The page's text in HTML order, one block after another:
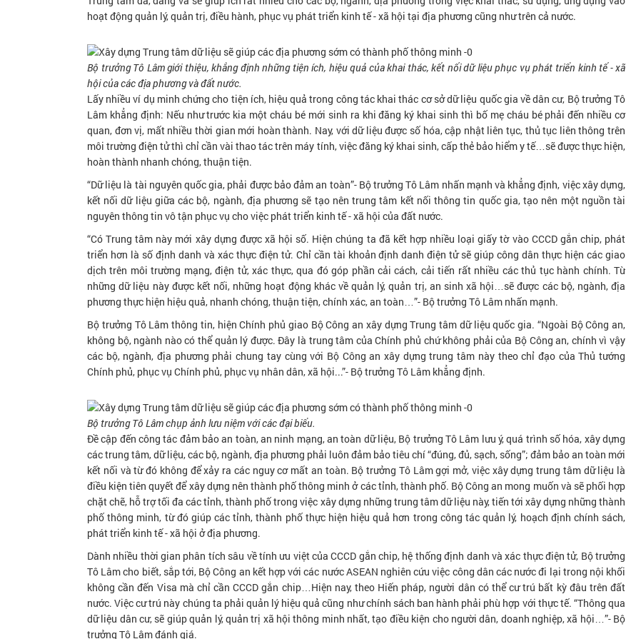
hoạt động quản lý, quản trị, điều hành, phục vụ phát triển kinh tế - xã hội tại địa phương cũng như trên cả nước.
Bộ trưởng Tô Lâm giới thiệu, khẳng định những tiện ích, hiệu quả của khai thác, kết nối dữ liệu phục vụ phát triển kinh tế - xã
hội của các địa phương và đất nước.
Lấy nhiều ví dụ minh chứng cho tiện ích, hiệu quả trong công tác khai thác cơ sở dữ liệu quốc gia về dân cư, Bộ trưởng Tô
Lâm khẳng định: Nếu như trước kia một cháu bé mới sinh ra khi đăng ký khai sinh thì bố mẹ cháu bé phải đến nhiều cơ
quan, đơn vị, mất nhiều thời gian mới hoàn thành. Nay, với dữ liệu được số hóa, cập nhật liên tục, thủ tục liên thông trên
môi trường điện tử thì chỉ cần vài thao tác trên máy tính, việc đăng ký khai sinh, cấp thẻ bảo hiểm y tế…sẽ được thực hiện,
hoàn thành nhanh chóng, thuận tiện.
“Dữ liệu là tài nguyên quốc gia, phải được bảo đảm an toàn”- Bộ trưởng Tô Lâm nhấn mạnh và khẳng định, việc xây dựng,
kết nối dữ liệu giữa các bộ, ngành, địa phương sẽ tạo nên trung tâm kết nối thông tin quốc gia, tạo nên một nguồn tài
nguyên thông tin vô tận phục vụ cho việc phát triển kinh tế - xã hội của đất nước.
“Có Trung tâm này mới xây dựng được xã hội số. Hiện chúng ta đã kết hợp nhiều loại giấy tờ vào CCCD gắn chip, phát
triển hơn là số định danh và xác thực điện tử. Chỉ cần tài khoản định danh điện tử sẽ giúp công dân thực hiện các giao
dịch trên môi trường mạng, điện tử, xác thực, qua đó góp phần cải cách, cải tiến rất nhiều các thủ tục hành chính. Từ
những dữ liệu này được kết nối, những hoạt động khác về quản lý, quản trị, an sinh xã hội…sẽ được các bộ, ngành, địa
phương thực hiện hiệu quả, nhanh chóng, thuận tiện, chính xác, an toàn…”- Bộ trưởng Tô Lâm nhấn mạnh.
Bộ trưởng Tô Lâm thông tin, hiện Chính phủ giao Bộ Công an xây dựng Trung tâm dữ liệu quốc gia. “Ngoài Bộ Công an,
không bộ, ngành nào có thể quản lý được. Đây là trung tâm của Chính phủ chứ không phải của Bộ Công an, chính vì vậy
các bộ, ngành, địa phương phải chung tay cùng với Bộ Công an xây dựng trung tâm này theo chỉ đạo của Thủ tướng
Chính phủ, phục vụ Chính phủ, phục vụ nhân dân, xã hội...”- Bộ trưởng Tô Lâm khẳng định.
Bộ trưởng Tô Lâm chụp ảnh lưu niệm với các đại biểu.
Đề cập đến công tác đảm bảo an toàn, an ninh mạng, an toàn dữ liệu, Bộ trưởng Tô Lâm lưu ý, quá trình số hóa, xây dựng
các trung tâm, dữ liệu, các bộ, ngành, địa phương phải luôn đảm bảo tiêu chí “đúng, đủ, sạch, sống”; đảm bảo an toàn mới
kết nối và từ đó không để xảy ra các nguy cơ mất an toàn. Bộ trưởng Tô Lâm gợi mở, việc xây dựng trung tâm dữ liệu là
điều kiện tiên quyết để xây dựng nên thành phố thông minh ở các tỉnh, thành phố. Bộ Công an mong muốn và sẽ phối hợp
chặt chẽ, hỗ trợ tối đa các tỉnh, thành phố trong việc xây dựng những trung tâm dữ liệu này, tiến tới xây dựng những thành
phố thông minh, từ đó giúp các tỉnh, thành phố thực hiện hiệu quả hơn trong công tác quản lý, hoạch định chính sách,
phát triển kinh tế - xã hội ở địa phương.
Dành nhiều thời gian phân tích sâu về tính ưu việt của CCCD gắn chip, hệ thống định danh và xác thực điện tử, Bộ trưởng
Tô Lâm cho biết, sắp tới, Bộ Công an kết hợp với các nước ASEAN nghiên cứu việc công dân các nước đi lại trong nội khối
không cần đến Visa mà chỉ cần CCCD gắn chip…Hiện nay, theo Hiến pháp, người dân có thể cư trú bất kỳ đâu trên đất
nước. Việc cư trú này chúng ta phải quản lý hiệu quả cũng như chính sách ban hành phải phù hợp với thực tế. “Thông qua
dữ liệu dân cư, sẽ giúp quản lý, quản trị xã hội thông minh nhất, tạo điều kiện cho người dân, doanh nghiệp, xã hội…”- Bộ
trưởng Tô Lâm đánh giá.